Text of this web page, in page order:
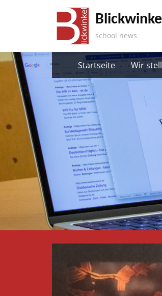
school news
Startseite Wir